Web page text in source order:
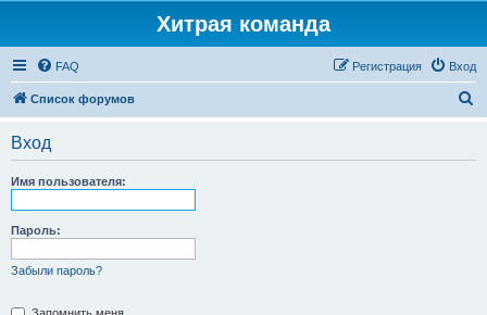
Хитрая команда
FAQ Вход
Регистрация
Список форумов
Вход
Имя пользователя:
Пароль:
Забыли пароль?